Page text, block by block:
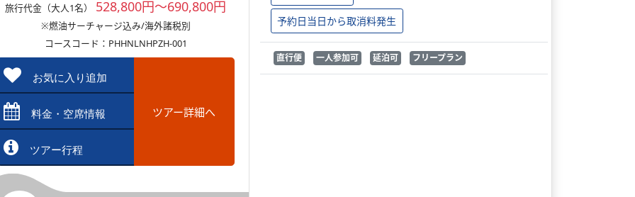
旅行代金（大人1名） 528,800円～690,800円
※燃油サーチャージ込み/海外諸税別
コースコード：PHHNLNHPZH-001
お気に入り追加
料金・空席情報
ツアー行程
ツアー詳細へ
予約日当日から取消料発生
直行便 一人参加可 延泊可 フリープラン